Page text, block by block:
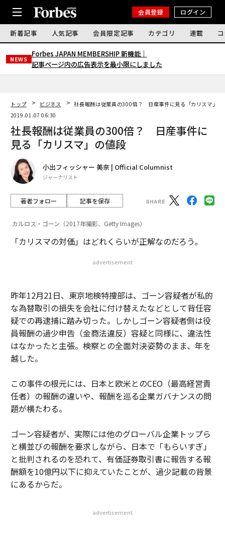
会員登録 ログイン
新着記事 人気記事 会員限定記事 カテゴリ 連載
NEWS
Forbes JAPAN MEMBERSHIP 新機能｜
記事ページ内の広告表示を最小限にしました
トップ ビジネス
社長報酬は従業員の300倍？ 日産事件に見る「カリスマ」の
2019.01.07 06:30
社長報酬は従業員の300倍？ 日産事件に
見る「カリスマ」の値段
小出フィッシャー 美奈 | Official Columnist
ジャーナリスト
著者フォロー 記事を保存
カルロス・ゴーン（2017年撮影、Getty Images）
「カリスマの対価」はどれくらいが正解なのだろう。
advertisement
昨年12月21日、東京地検特捜部は、ゴーン容疑者が私的
な為替取引の損失を会社に付け替えたなどとして背任容
疑での再逮捕に踏み切った。しかしゴーン容疑者側は役
員報酬の過少申告（金商法違反）容疑と同様に、違法性
はなかったと主張。検察との全面対決姿勢のまま、年を
越した。
この事件の根元には、日本と欧米とのCEO（最高経営責
任者）の報酬の違いや、報酬を巡る企業ガバナンスの問
題が横たわる。
ゴーン容疑者が、実際には他のグローバル企業トップら
と横並びの報酬を要求しながら、日本で「もらいすぎ」
と批判されるのを恐れて、有価証券取引書に報告する報
酬額を10億円以下に抑えていたことが、過少記載の背景
にあるからだ。
advertisement